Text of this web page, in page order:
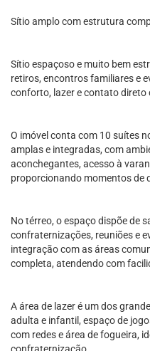
Sítio amplo com estrutura
Sítio espaçoso e muito bem
retiros, encontros familiares e
conforto, lazer e contato direto
O imóvel conta com 10 suítes
amplas e integradas, com
aconchegantes, acesso à
proporcionando momentos de
No térreo, o espaço dispõe de
confraternizações, reuniões e
integração com as áreas
completa, atendendo com
A área de lazer é um dos
adulta e infantil, espaço de
com redes e área de fogueira,